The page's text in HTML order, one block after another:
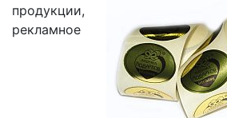
продукции,
рекламное